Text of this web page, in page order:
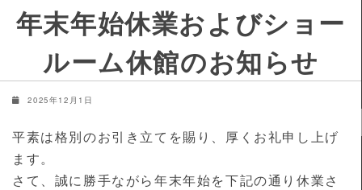
年末年始休業およびショー
ルーム休館のお知らせ
2025年12月1日
平素は格別のお引き立てを賜り、厚くお礼申し上げ
ます。
さて、誠に勝手ながら年末年始を下記の通り休業さ